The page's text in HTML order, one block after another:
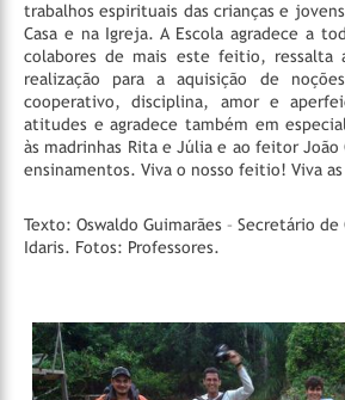
trabalhos espirituais das crianças e
Casa e na Igreja. A Escola agradece a
colabores de mais este feitio, ressalta
realização para a aquisição de
cooperativo, disciplina, amor e
atitudes e agradece também em
às madrinhas Rita e Júlia e ao feitor
ensinamentos. Viva o nosso feitio! Viva
Texto: Oswaldo Guimarães – Secretário de
Idaris. Fotos: Professores.